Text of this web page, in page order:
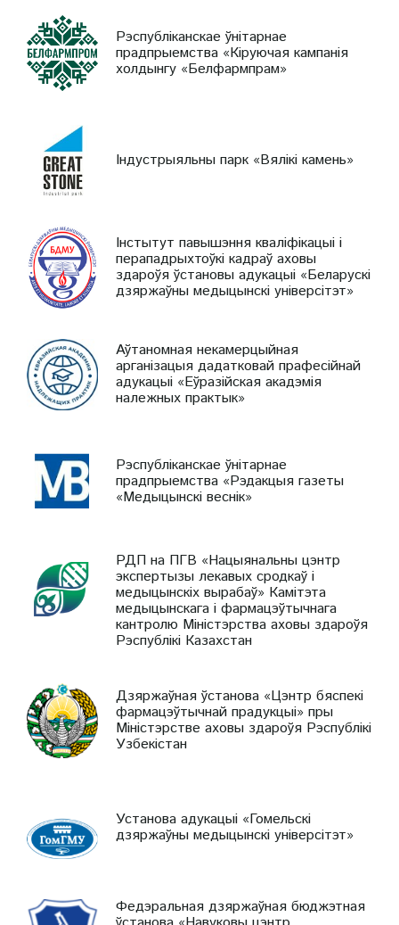
Рэспубліканскае ўнітарнае
прадпрыемства «Кіруючая кампанія
холдынгу «Белфармпрам»
Індустрыяльны парк «Вялікі камень»
Інстытут павышэння кваліфікацыі і
перападрыхтоўкі кадраў аховы
здароўя ўстановы адукацыі «Беларускі
дзяржаўны медыцынскі універсітэт»
Аўтаномная некамерцыйная
арганізацыя дадатковай прафесійнай
адукацыі «Еўразійская акадэмія
належных практык»
Рэспубліканскае ўнітарнае
прадпрыемства «Рэдакцыя газеты
«Медыцынскі веснік»
РДП на ПГВ «Нацыянальны цэнтр
экспертызы лекавых сродкаў і
медыцынскіх вырабаў» Камітэта
медыцынскага і фармацэўтычнага
кантролю Міністэрства аховы здароўя
Рэспублікі Казахстан
Дзяржаўная ўстанова «Цэнтр бяспекі
фармацэўтычнай прадукцыі» пры
Міністэрстве аховы здароўя Рэспублікі
Узбекістан
Установа адукацыі «Гомельскі
дзяржаўны медыцынскі універсітэт»
Федэральная дзяржаўная бюджэтная